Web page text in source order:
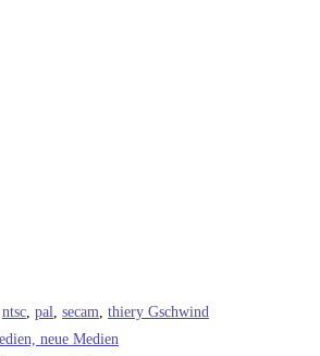
ntsc pal secam thiery Gschwind
neue Medien